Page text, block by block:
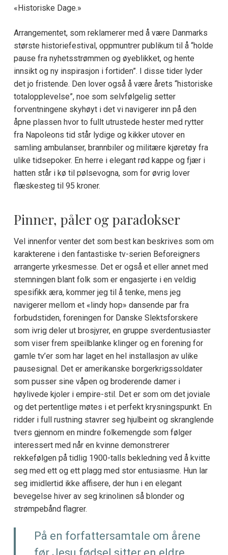
«Historiske Dage.»
Arrangementet, som reklamerer med å være Danmarks
største historiefestival, oppmuntrer publikum til å “holde
pause fra nyhetsstrømmen og øyeblikket, og hente
innsikt og ny inspirasjon i fortiden”. I disse tider lyder
det jo fristende. Den lover også å være årets “historiske
totalopplevelse”, noe som selvfølgelig setter
forventningene skyhøyt i det vi navigerer inn på den
åpne plassen hvor to fullt utrustede hester med rytter
fra Napoleons tid står lydige og kikker utover en
samling ambulanser, brannbiler og militære kjøretøy fra
ulike tidsepoker. En herre i elegant rød kappe og fjær i
hatten står i kø til pølsevogna, som for øvrig lover
flæskesteg til 95 kroner.
Pinner, påler og paradokser
Vel innenfor venter det som best kan beskrives som om
karakterene i den fantastiske tv-serien Beforeigners
arrangerte yrkesmesse. Det er også et eller annet med
stemningen blant folk som er engasjerte i en veldig
spesifikk æra, kommer jeg til å tenke, mens jeg
navigerer mellom et «lindy hop» dansende par fra
forbudstiden, foreningen for Danske Slektsforskere
som ivrig deler ut brosjyrer, en gruppe sverdentusiaster
som viser frem speilblanke klinger og en forening for
gamle tv’er som har laget en hel installasjon av ulike
pausesignal. Det er amerikanske borgerkrigssoldater
som pusser sine våpen og broderende damer i
høylivede kjoler i empire-stil. Det er som om det joviale
og det pertentlige møtes i et perfekt krysningspunkt. En
ridder i full rustning stavrer seg hjulbeint og skranglende
tvers gjennom en mindre folkemengde som følger
interessert med når en kvinne demonstrerer
rekkefølgen på tidlig 1900-talls bekledning ved å kvitte
seg med ett og ett plagg med stor entusiasme. Hun lar
seg imidlertid ikke affisere, der hun i en elegant
bevegelse hiver av seg krinolinen så blonder og
strømpebånd flagrer.
På en forfattersamtale om årene